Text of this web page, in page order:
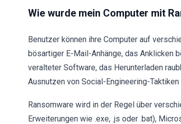
Wie wurde mein Computer mit
Benutzer können ihre Computer auf
bösartiger E-Mail-Anhänge, das Anklicken
veralteter Software, das Herunterladen
Ausnutzen von Social-Engineering-
Ransomware wird in der Regel über
Erweiterungen wie .exe, .js oder .bat),